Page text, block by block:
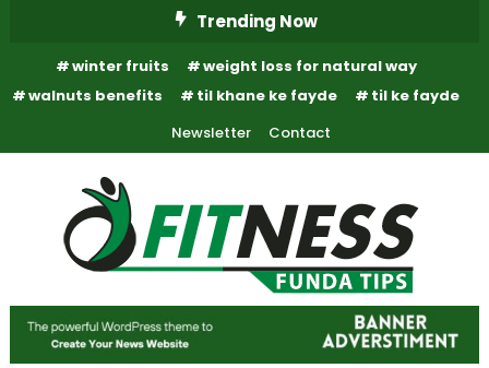
Content
Trending Now
winter fruits
weight loss for natural way
walnuts benefits
til khane ke fayde
til ke fayde
Newsletter
Contact
Fitness Funda Tips
Fitness Funda Tips